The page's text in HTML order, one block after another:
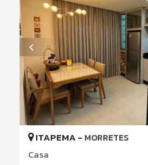
ITAPEMA - MORRETES
Casa